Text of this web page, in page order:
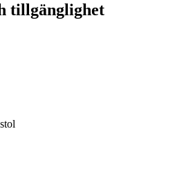
tillgänglighet